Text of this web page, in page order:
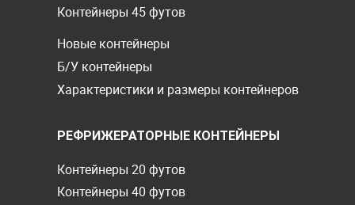
Контейнеры 45 футов
Новые контейнеры
Б/У контейнеры
Характеристики и размеры контейнеров
РЕФРИЖЕРАТОРНЫЕ КОНТЕЙНЕРЫ
Контейнеры 20 футов
Контейнеры 40 футов